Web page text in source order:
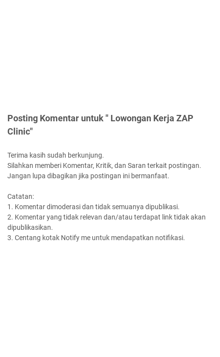
Posting Komentar untuk " Lowongan Kerja ZAP
Clinic"
Terima kasih sudah berkunjung.
Silahkan memberi Komentar, Kritik, dan Saran terkait postingan.
Jangan lupa dibagikan jika postingan ini bermanfaat.
Catatan:
1. Komentar dimoderasi dan tidak semuanya dipublikasi.
2. Komentar yang tidak relevan dan/atau terdapat link tidak akan
dipublikasikan.
3. Centang kotak Notify me untuk mendapatkan notifikasi.